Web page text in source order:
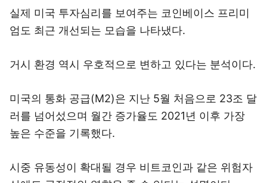
실제 미국 투자심리를 보여주는 코인베이스 프리미
엄도 최근 개선되는 모습을 나타냈다.
거시 환경 역시 우호적으로 변하고 있다는 분석이다.
미국의 통화 공급(M2)은 지난 5월 처음으로 23조 달
러를 넘어섰으며 월간 증가율도 2021년 이후 가장
높은 수준을 기록했다.
시중 유동성이 확대될 경우 비트코인과 같은 위험자